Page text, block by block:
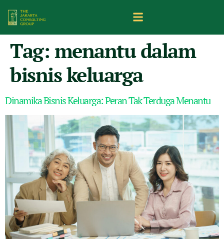
Tag: menantu dalam
bisnis keluarga
Dinamika Bisnis Keluarga: Peran Tak Terduga Menantu